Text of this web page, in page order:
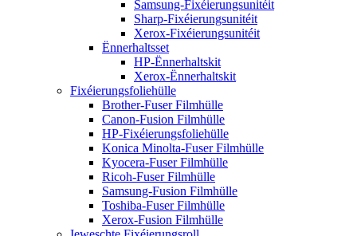
Samsung-Fixéierungsunitéit
Sharp-Fixéierungsunitéit
Xerox-Fixéierungsunitéit
Ënnerhaltsset
HP-Ënnerhaltskit
Xerox-Ënnerhaltskit
Fixéierungsfoliehülle
Brother-Fuser Filmhülle
Canon-Fusion Filmhülle
HP-Fixéierungsfoliehülle
Konica Minolta-Fuser Filmhülle
Kyocera-Fuser Filmhülle
Ricoh-Fuser Filmhülle
Samsung-Fusion Filmhülle
Toshiba-Fuser Filmhülle
Xerox-Fusion Filmhülle